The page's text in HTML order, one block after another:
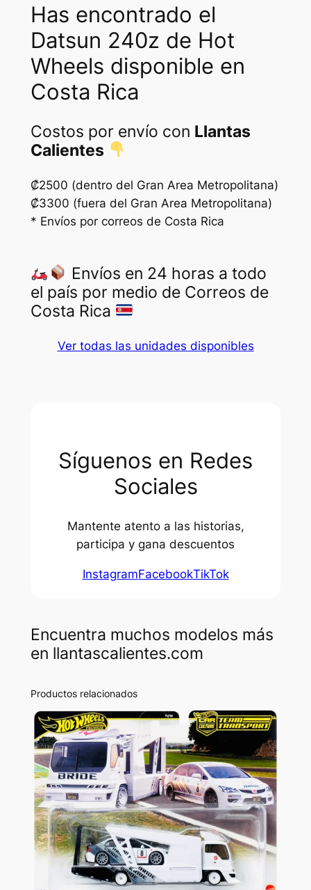
Has encontrado el
Datsun 240z de Hot
Wheels disponible en
Costa Rica
Costos por envío con Llantas
Calientes
₡2500 (dentro del Gran Area Metropolitana)
₡3300 (fuera del Gran Area Metropolitana)
* Envíos por correos de Costa Rica
Envíos en 24 horas a todo
el país por medio de Correos de
Costa Rica
Ver todas las unidades disponibles
Síguenos en Redes
Sociales
Mantente atento a las historias,
participa y gana descuentos
InstagramFacebookTikTok
Encuentra muchos modelos más
en llantascalientes.com
Productos relacionados